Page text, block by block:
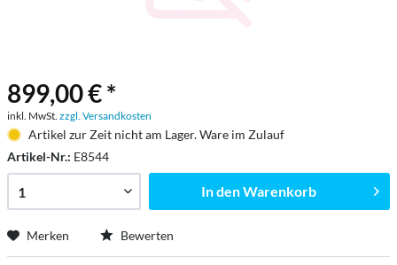
899,00 € *
inkl. MwSt. zzgl. Versandkosten
Artikel zur Zeit nicht am Lager. Ware im Zulauf
Artikel-Nr.: E8544
In denWarenkorb
Merken Bewerten